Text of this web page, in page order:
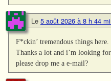
Le 5 août 2026 à 8 h 44
F*ckin’ tremendous things
Thanks a lot and i’m looking
please drop me a e-mail?